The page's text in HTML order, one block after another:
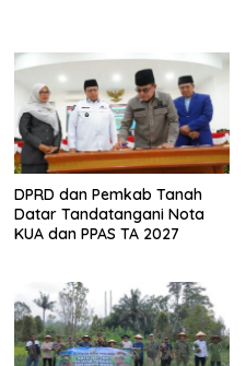
DPRD dan Pemkab Tanah
Datar Tandatangani Nota
KUA dan PPAS TA 2027